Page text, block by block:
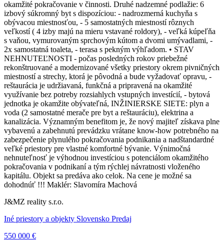
okamžité pokračovanie v činnosti. Druhé nadzemné podlažie: 6
izbový súkromný byt s dispozíciou: - nadrozmerná kuchyňa s
obývacou miestnosťou, - 5 samostatných miestností rôznych
veľkostí ( 4 izby majú na mieru vstavané roldory), - veľká kúpeľňa
s vaňou, vymurovaným sprchovým kútom a dvomi umývadlami, -
2x samostatná toaleta, - terasa s pekným výhľadom. • STAV
NEHNUTEĽNOSTI - počas posledných rokov priebežné
rekonštruované a modernizované všetky priestory okrem pivničných
miestností a strechy, ktorá je pôvodná a bude vyžadovať opravu, -
reštaurácia je udržiavaná, funkčná a pripravená na okamžité
využívanie bez potreby rozsiahlych vstupných investícií, - bytová
jednotka je okamžite obývateľná, INŽINIERSKE SIETE: plyn a
voda (2 samostatné merače pre byt a reštauráciu), elektrina a
kanalizácia. Významným benefitom je, že nový majiteľ získava plne
vybavenú a zabehnutú prevádzku vrátane know-how potrebného na
zabezpečenie plynulého pokračovania podnikania a nadštandardné
veľké priestory pre vlastné komfortné bývanie. Výnimočná
nehnuteľnosť je výhodnou investíciou s potenciálom okamžitého
pokračovania v podnikaní a tým rýchlej návratnosti vloženého
kapitálu. Objekt sa predáva ako celok. Na cene je možné sa
dohodnúť !!! Maklér: Slavomíra Machová
J&MZ reality s.r.o.
Iné priestory a objekty Slovensko Predaj
550 000 €